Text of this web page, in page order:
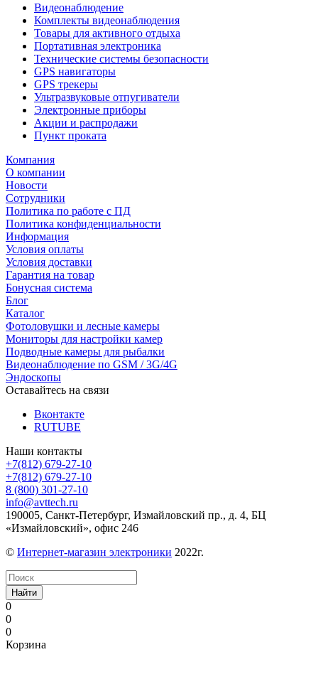
Видеонаблюдение
Комплекты видеонаблюдения
Товары для активного отдыха
Портативная электроника
Технические системы безопасности
GPS навигаторы
GPS трекеры
Ультразвуковые отпугиватели
Электронные приборы
Акции и распродажи
Пункт проката
Компания
О компании
Новости
Сотрудники
Политика по работе с ПД
Политика конфиденциальности
Информация
Условия оплаты
Условия доставки
Гарантия на товар
Бонусная система
Блог
Каталог
Фотоловушки и лесные камеры
Мониторы для настройки камер
Подводные камеры для рыбалки
Видеонаблюдение по GSM / 3G/4G
Эндоскопы
Оставайтесь на связи
Вконтакте
RUTUBE
Наши контакты
+7(812) 679-27-10
+7(812) 679-27-10
8 (800) 301-27-10
info@avttech.ru
190005, Санкт-Петербург, Измайловский пр., д. 4, БЦ
«Измайловский», офис 246
© Интернет-магазин электроники 2022г.
Найти
0
0
0
Корзина